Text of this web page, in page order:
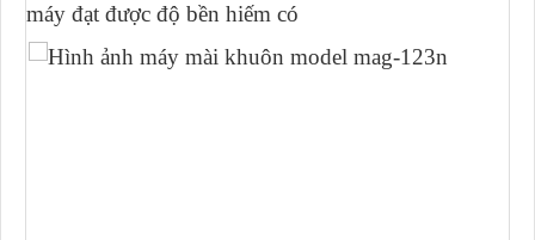
máy đạt được độ bền hiếm có